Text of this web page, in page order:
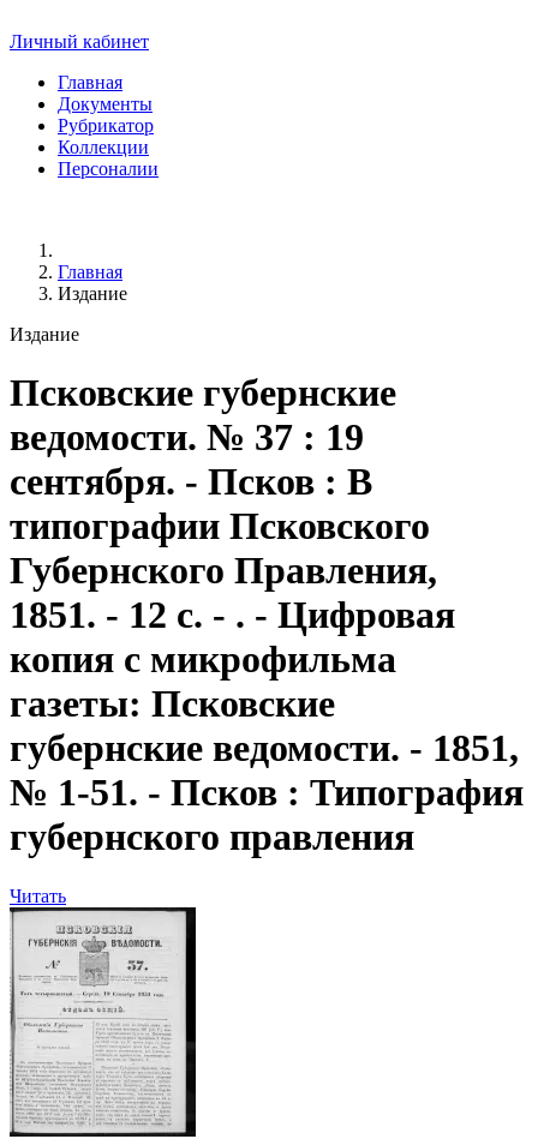
Личный кабинет
Главная
Документы
Рубрикатор
Коллекции
Персоналии
Главная
Издание
Издание
Псковские губернские
ведомости. № 37 : 19
сентября. - Псков : В
типографии Псковского
Губернского Правления,
1851. - 12 с. - . - Цифровая
копия с микрофильма
газеты: Псковские
губернские ведомости. - 1851,
№ 1-51. - Псков : Типография
губернского правления
Читать